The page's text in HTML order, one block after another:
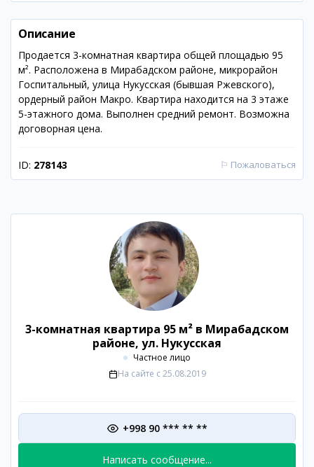
Описание
Продается 3-комнатная квартира общей площадью 95
м². Расположена в Мирабадском районе, микрорайон
Госпитальный, улица Нукусская (бывшая Ржевского),
ордерный район Макро. Квартира находится на 3 этаже
5-этажного дома. Выполнен средний ремонт. Возможна
договорная цена.
ID: 278143 ⚐ Пожаловаться
3-комнатная квартира 95 м² в Мирабадском
районе, ул. Нукусская
Частное лицо
На сайте с 25.08.2019
+998 90 *** ** **
Написать сообщение...